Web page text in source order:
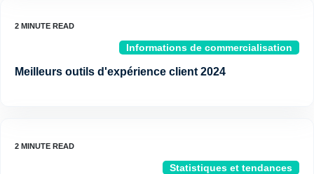
Informations de commercialisation
Meilleurs outils d'expérience client 2024
Statistiques et tendances